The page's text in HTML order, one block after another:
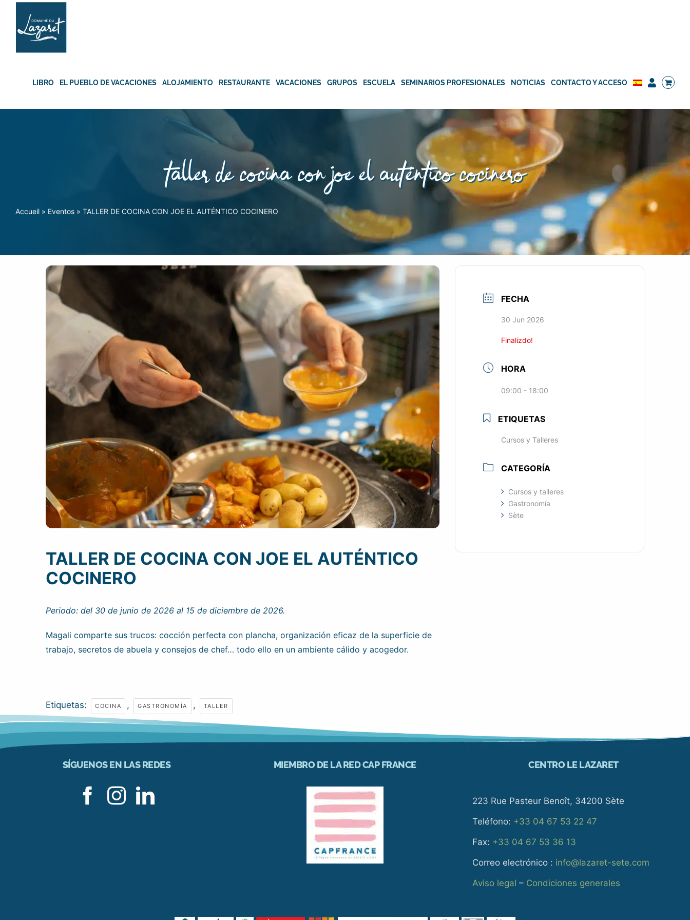
Skip
content
LIBRO EL PUEBLO DE VACACIONES ALOJAMIENTO RESTAURANTE VACACIONES GRUPOS ESCUELA SEMINARIOS PROFESIONALES NOTICIAS CONTACTO Y ACCESO
taller de cocina con joe el auténtico cocinero
Accueil» Eventos» TALLER DE COCINA CON JOE EL AUTÉNTICO COCINERO
TALLER DE COCINA CON JOE EL AUTÉNTICO
COCINERO
Periodo: del 30 de junio de 2026 al 15 de diciembre de 2026.
Magali comparte sus trucos: cocción perfecta con plancha, organización eficaz de la superficie de
trabajo, secretos de abuela y consejos de chef… todo ello en un ambiente cálido y acogedor.
Etiquetas: COCINA , GASTRONOMÍA , TALLER
FECHA
30 Jun 2026
Finalizdo!
HORA
09:00 - 18:00
ETIQUETAS
Cursos y Talleres
CATEGORÍA
Cursos y talleres
Gastronomía
Sète
SÍGUENOS EN LAS REDES MIEMBRO DE LA RED CAP FRANCE CENTRO LE LAZARET
223 Rue Pasteur Benoît, 34200 Sète
Teléfono: +33 04 67 53 22 47
Fax: +33 04 67 53 36 13
Correo electrónico : info@lazaret-sete.com
Aviso legal – Condiciones generales